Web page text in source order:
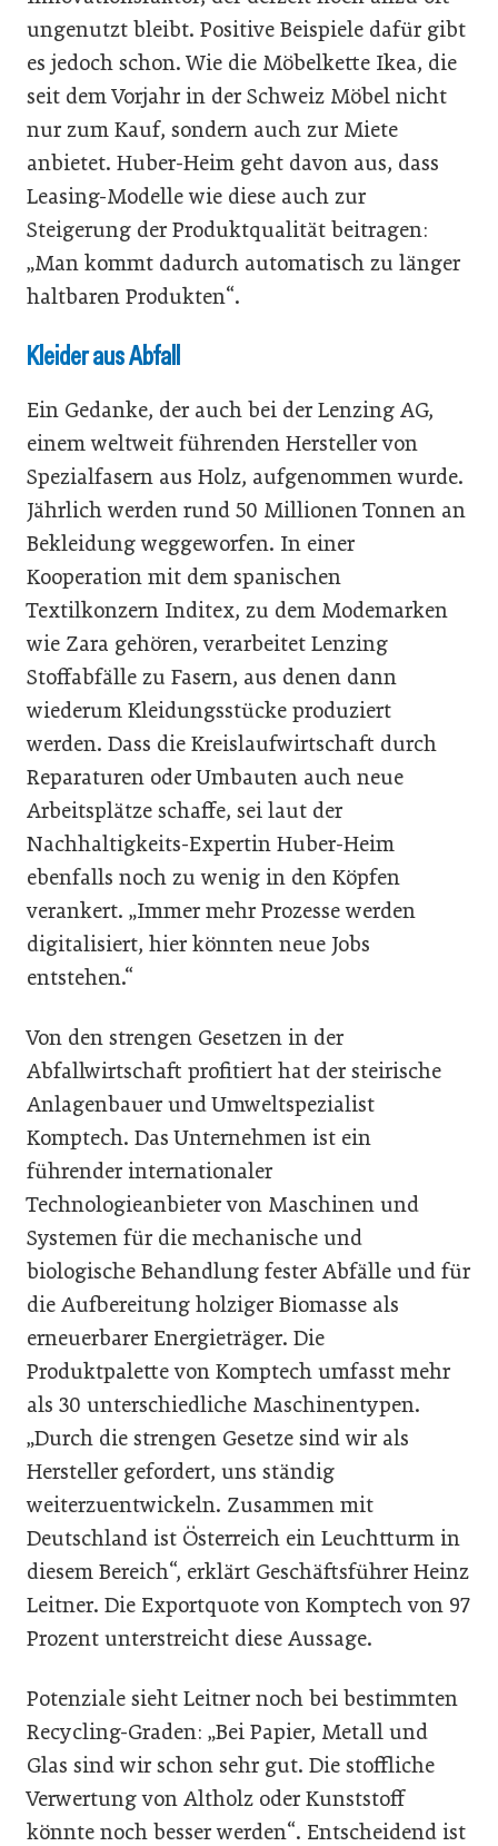
ungenutzt bleibt. Positive Beispiele dafür gibt
es jedoch schon. Wie die Möbelkette Ikea, die
seit dem Vorjahr in der Schweiz Möbel nicht
nur zum Kauf, sondern auch zur Miete
anbietet. Huber-Heim geht davon aus, dass
Leasing-Modelle wie diese auch zur
Steigerung der Produktqualität beitragen:
„Man kommt dadurch automatisch zu länger
haltbaren Produkten“.
Kleider aus Abfall
Ein Gedanke, der auch bei der Lenzing AG,
einem weltweit führenden Hersteller von
Spezialfasern aus Holz, aufgenommen wurde.
Jährlich werden rund 50 Millionen Tonnen an
Bekleidung weggeworfen. In einer
Kooperation mit dem spanischen
Textilkonzern Inditex, zu dem Modemarken
wie Zara gehören, verarbeitet Lenzing
Stoffabfälle zu Fasern, aus denen dann
wiederum Kleidungsstücke produziert
werden. Dass die Kreislaufwirtschaft durch
Reparaturen oder Umbauten auch neue
Arbeitsplätze schaffe, sei laut der
Nachhaltigkeits-Expertin Huber-Heim
ebenfalls noch zu wenig in den Köpfen
verankert. „Immer mehr Prozesse werden
digitalisiert, hier könnten neue Jobs
entstehen.“
Von den strengen Gesetzen in der
Abfallwirtschaft profitiert hat der steirische
Anlagenbauer und Umweltspezialist
Komptech. Das Unternehmen ist ein
führender internationaler
Technologieanbieter von Maschinen und
Systemen für die mechanische und
biologische Behandlung fester Abfälle und für
die Aufbereitung holziger Biomasse als
erneuerbarer Ener­gieträger. Die
Produktpalette von Komptech umfasst mehr
als 30 unterschiedliche Maschinentypen.
„Durch die strengen Gesetze sind wir als
Hersteller gefordert, uns ständig
weiterzuentwickeln. Zusammen mit
Deutschland ist Österreich ein Leuchtturm in
diesem Bereich“, erklärt Geschäftsführer Heinz
Leitner. Die Exportquote von Komptech von 97
Prozent unterstreicht diese Aussage.
Potenziale sieht Leitner noch bei bestimmten
Recycling-Graden: „Bei Papier, Metall und
Glas sind wir schon sehr gut. Die stoffliche
Verwertung von Altholz oder Kunststoff
könnte noch besser werden“. Entscheidend ist